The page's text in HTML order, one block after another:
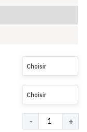
Choisir
Choisir